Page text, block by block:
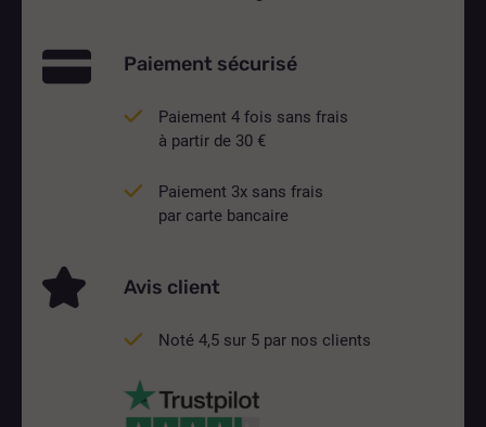
Paiement sécurisé
Paiement 4 fois sans frais
à partir de 30 €
Paiement 3x sans frais
par carte bancaire
Avis client
Noté 4,5 sur 5 par nos clients